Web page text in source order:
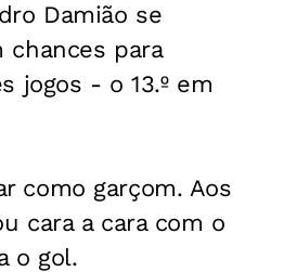
Damião se
chances para
jogos - o 13.º em
como garçom. Aos
cara a cara com o
o gol.